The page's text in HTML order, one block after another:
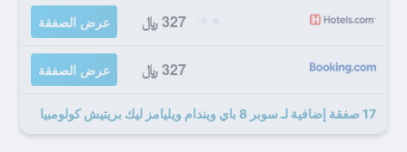
327 ﷼ عرض الصفقة
327 ﷼ عرض الصفقة
17 صفقة إضافية لـ سوبر 8 باي ويندام ويليامز ليك بريتيش كولومبيا